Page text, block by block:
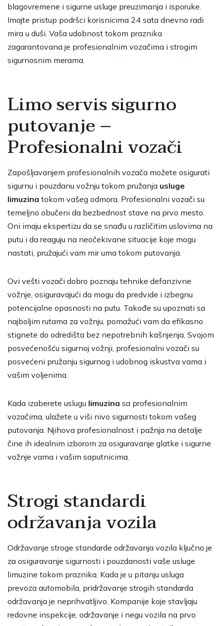
blagovremene i sigurne usluge preuzimanja i isporuke.
Imajte pristup podršci korisnicima 24 sata dnevno radi
mira u duši. Vaša udobnost tokom praznika
zagarantovana je profesionalnim vozačima i strogim
sigurnosnim merama.
Limo servis sigurno
putovanje –
Profesionalni vozači
Zapošljavanjem profesionalnih vozača možete osigurati
sigurnu i pouzdanu vožnju tokom pružanja usluge
limuzina tokom vašeg odmora. Profesionalni vozači su
temeljno obučeni da bezbednost stave na prvo mesto.
Oni imaju ekspertizu da se snađu u različitim uslovima na
putu i da reaguju na neočekivane situacije koje mogu
nastati, pružajući vam mir uma tokom putovanja.
Ovi vešti vozači dobro poznaju tehnike defanzivne
vožnje, osiguravajući da mogu da predvide i izbegnu
potencijalne opasnosti na putu. Takođe su upoznati sa
najboljim rutama za vožnju, pomažući vam da efikasno
stignete do odredišta bez nepotrebnih kašnjenja. Svojom
posvećenošću sigurnoj vožnji, profesionalni vozači su
posvećeni pružanju sigurnog i udobnog iskustva vama i
vašim voljenima.
Kada izaberete uslugu limuzina sa profesionalnim
vozačima, ulažete u viši nivo sigurnosti tokom vašeg
putovanja. Njihova profesionalnost i pažnja na detalje
čine ih idealnim izborom za osiguravanje glatke i sigurne
vožnje vama i vašim saputnicima.
Strogi standardi
održavanja vozila
Održavanje stroge standarde održavanja vozila ključno je
za osiguravanje sigurnosti i pouzdanosti vaše usluge
limuzine tokom praznika. Kada je u pitanju usluga
prevoza automobila, pridržavanje strogih standarda
održavanja je neprihvatljivo. Kompanije koje stavljaju
redovne inspekcije, održavanje i negu vozila na prvo